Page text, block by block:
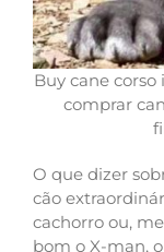
Buy cane
comprar
O que dizer
cão
cachorro ou,
bom o X-man,